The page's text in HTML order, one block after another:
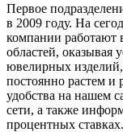
Первое
в 2009 году. На
компании работают
областей, оказывая
ювелирных
постоянно растем и
удобства на нашем
сети, а также
процентных ставках.